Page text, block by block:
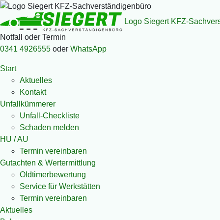
Logo Siegert KFZ-
Notfall oder Termin
0341 4926555 oder WhatsApp
Start
Aktuelles
Kontakt
Unfallkümmerer
Unfall-Checkliste
Schaden melden
HU / AU
Termin vereinbaren
Gutachten & Wertermittlung
Oldtimerbewertung
Service für Werkstätten
Termin vereinbaren
Aktuelles